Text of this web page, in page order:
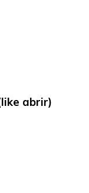
abrir)